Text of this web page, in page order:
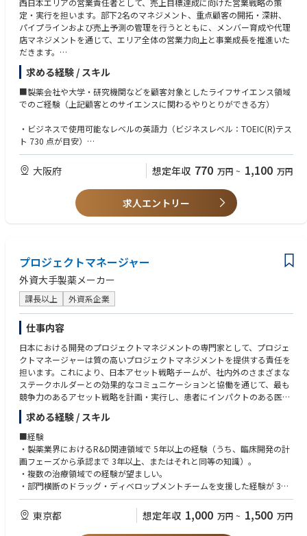
西日本エリアの営業責任者として、売上目標達成に向けた営業戦略の策
定・実行を担います。部下2名のマネジメント、重点顧客の開拓・深耕、
パイプラインおよび売上予測の管理を行うとともに、メンバー育成や代理
店マネジメントを通じて、エリア全体の営業力向上と事業成長を推進いた
だきます。
◇業務内容詳細：
・西日本エリア（近畿・中国・四国・九州等）における営業戦略の立案・
・大学・医療機関・研究機関を中心とした重点顧客の深耕ならびに新規顧
客開拓
の高度化
・顧客訪問や商談同行を通じた営業活動支援とクロージング推進
・Salesforce（SFDC）を活用したデータドリブンな営業活動の推進
・営業プロセスの定着・運用による組織の営業実行力強化
・メンバー（2名程度）の育成・マネジメント、およびメンタリングの実
求める経験 / スキル
■製薬会社や大学・研究機関などを顧客対象としたライフサイエンス領域
でのご経験（上記顧客とのサイエンスに関わるやりとりができる方）
・ビジネスで使用可能なレベルの英語力（ビジネスレベル：TOEIC(R)テス
ト 730 点が目安）
・営業目標を個人およびチームで達成した実績
・Salesforce（SFDC）等の SFA/CRM を用いた営業管理、データ分析の経
験
・メンバーの指導・育成、または数名規模のチームリード（主任・係長・
リーダー等）の経験
・普通自動車免許（第一種）
大阪府 想定年収 770 万円 ~ 1,100 万円
求人エントリー
プロジェクトマネージャー
外資大手製薬メーカー
課長以上 外資系企業
仕事内容
日本における開発のプロジェクトマネジメントの専門家として、プロジェ
クトマネージャーは質の高いプロジェクトマネジメントを提供する責任を
担います。これにより、日本アセット戦略チームが、社内外のさまざまな
ステークホルダーとの効果的なコミュニケーションと協働を通じて、最も
競争力のあるアセット戦略を計画・実行し、患者にインパクトのある医薬
品を届けられるようにします。
求める経験 / スキル
■経験
・製薬業界におけるR&D関連領域で 5年以上の経験（うち、臨床開発の計
画フェーズから承認まで 3年以上、またはそれと同等の知識）。
・複数の治療領域での経験が望ましい。
・部門横断のドラッグ・ディベロップメントチームを支援した経験が 3年
以上。
・グローバル環境での実務経験。
東京都 想定年収 1,000 万円 ~ 1,500 万円